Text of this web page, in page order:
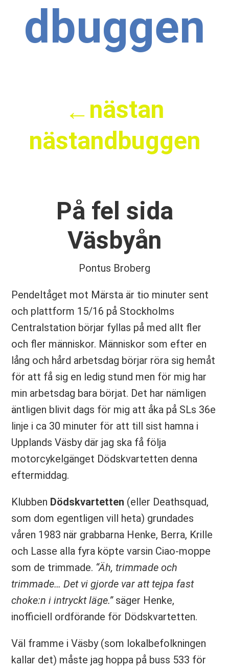
dbuggen
←nästan
nästandbuggen
På fel sida
Väsbyån
Pontus Broberg
Pendeltåget mot Märsta är tio minuter sent
och plattform 15/16 på Stockholms
Centralstation börjar fyllas på med allt fler
och fler människor. Människor som efter en
lång och hård arbetsdag börjar röra sig hemåt
för att få sig en ledig stund men för mig har
min arbetsdag bara börjat. Det har nämligen
äntligen blivit dags för mig att åka på SLs 36e
linje i ca 30 minuter för att till sist hamna i
Upplands Väsby där jag ska få följa
motorcykelgänget Dödskvartetten denna
eftermiddag.
Klubben Dödskvartetten (eller Deathsquad,
som dom egentligen vill heta) grundades
våren 1983 när grabbarna Henke, Berra, Krille
och Lasse alla fyra köpte varsin Ciao-moppe
som de trimmade. “Äh, trimmade och
trimmade… Det vi gjorde var att tejpa fast
choke:n i intryckt läge.”säger Henke,
inofficiell ordförande för Dödskvartetten.
Väl framme i Väsby (som lokalbefolkningen
kallar det) måste jag hoppa på buss 533 för